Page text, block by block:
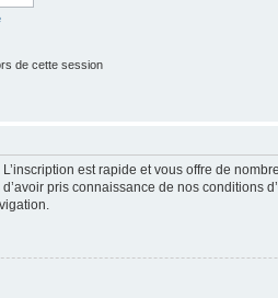
de cette session
est rapide et vous offre de
pris connaissance de nos